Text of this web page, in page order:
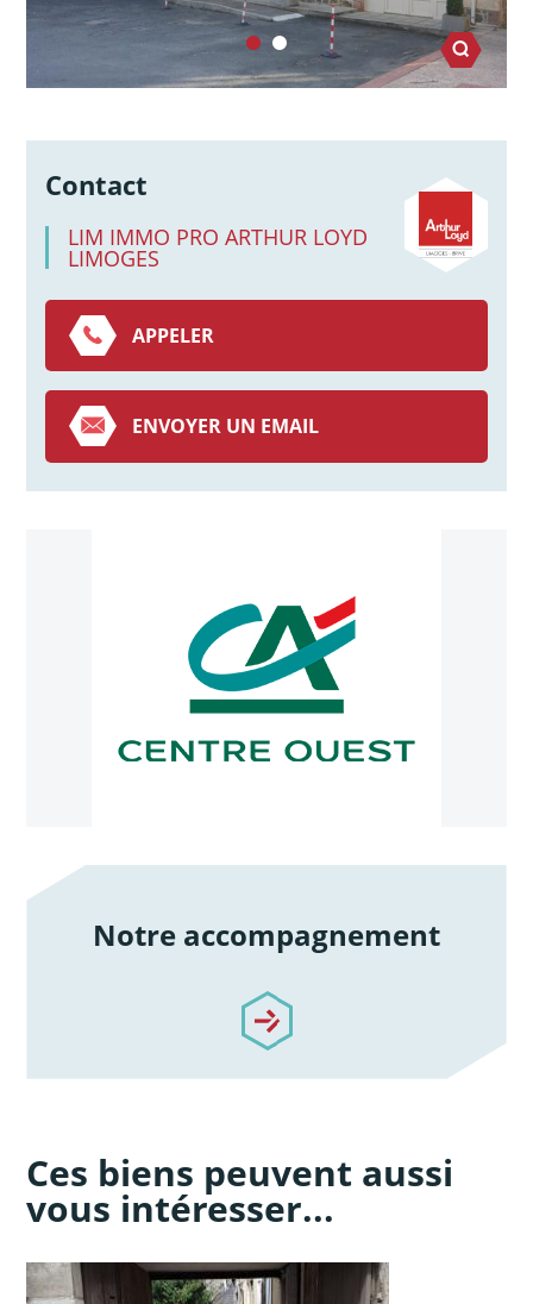
Contact
LIM IMMO PRO ARTHUR LOYD
LIMOGES
APPELER
ENVOYER UN EMAIL
Notre accompagnement
/notre-accompagnement
Ces biens peuvent aussi
vous intéresser...